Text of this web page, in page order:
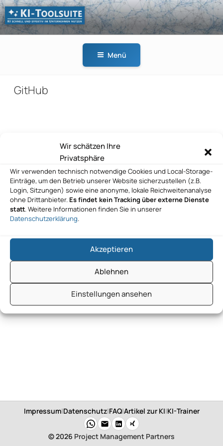
Wir schätzen Ihre
Privatsphäre
Wir verwenden technisch notwendige Cookies und Local-Storage-
Einträge, um den Betrieb unserer Website sicherzustellen (z.B.
Login, Sitzungen) sowie eine anonyme, lokale Reichweitenanalyse
ohne Drittanbieter. Es findet kein Tracking über externe Dienste
statt. Weitere Informationen finden Sie in unserer
Datenschutzerklärung.
Akzeptieren
Ablehnen
Einstellungen ansehen
Zum
Inhalt
springen
KI-
Menü
GitHub
Beitragsnavigation
Nächster
Beitrag
WEITER
GitHub
Impressum|Datenschutz|FAQ|Artikel zur KI|KI-Trainer
© 2026 Project Management Partners